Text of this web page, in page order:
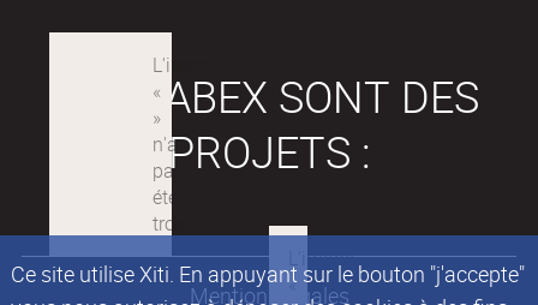
Ce site utilise Xiti. En appuyant sur le bouton "j'accepte"
LES LABEX SONT DES
PROJETS :
Mentions légales